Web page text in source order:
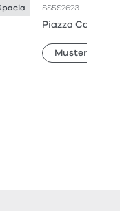
SS5S2623
Piazza Caldera
Muster